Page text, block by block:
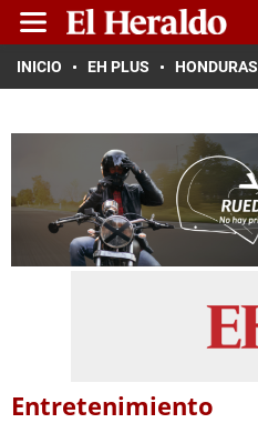
INICIO EH PLUS HONDURAS
Entretenimiento